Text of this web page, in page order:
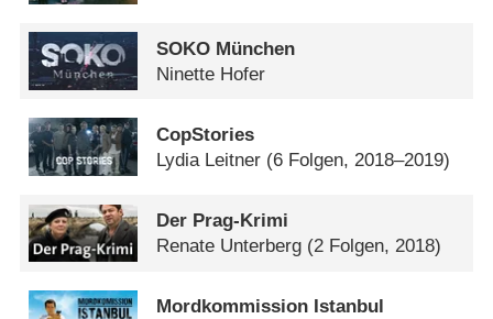
SOKO München
Ninette Hofer
CopStories
Lydia Leitner (6 Folgen, 2018–2019)
Der Prag-Krimi
Renate Unterberg (2 Folgen, 2018)
Mordkommission Istanbul